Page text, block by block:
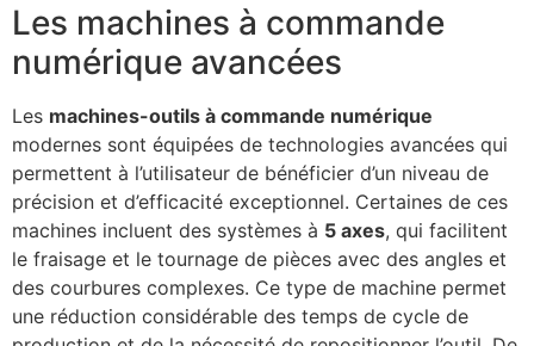
Les machines à commande
numérique avancées
Les machines-outils à commande numérique
modernes sont équipées de technologies avancées qui
permettent à l’utilisateur de bénéficier d’un niveau de
précision et d’efficacité exceptionnel. Certaines de ces
machines incluent des systèmes à 5 axes, qui facilitent
le fraisage et le tournage de pièces avec des angles et
des courbures complexes. Ce type de machine permet
une réduction considérable des temps de cycle de